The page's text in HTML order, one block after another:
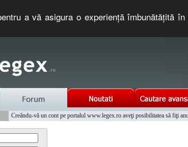
a vă asigura o experienţă îmbunătăţită
Creându-vă un cont pe portalul www.legex.ro aveţi posibilitatea să fiţi